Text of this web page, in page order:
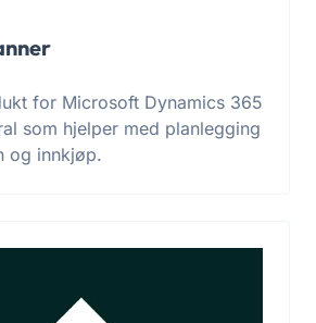
for Microsoft Dynamics 365
som hjelper med planlegging
og innkjøp.